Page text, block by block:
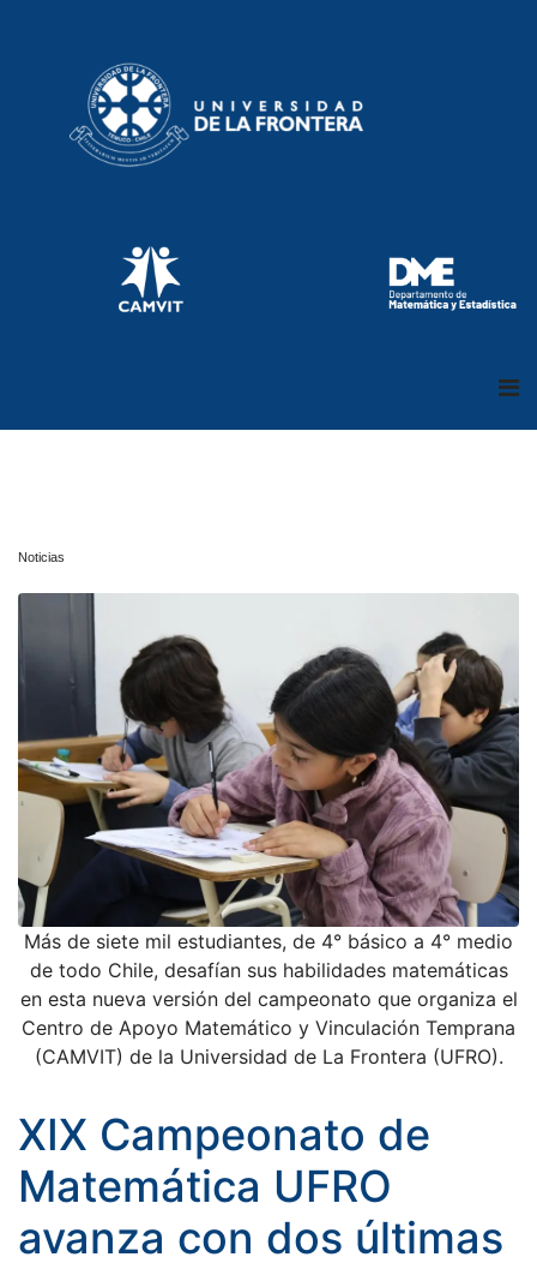
Noticias
Más de siete mil estudiantes, de 4° básico a 4° medio
de todo Chile, desafían sus habilidades matemáticas
en esta nueva versión del campeonato que organiza el
Centro de Apoyo Matemático y Vinculación Temprana
(CAMVIT) de la Universidad de La Frontera (UFRO).
XIX Campeonato de
Matemática UFRO
avanza con dos últimas